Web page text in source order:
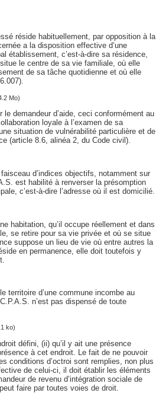
réside habituellement, par opposition à la
a la disposition effective d’une
établissement, c’est-à-dire sa résidence,
le centre de sa vie familiale, où elle
de sa tâche quotidienne et où elle
Mo)
demandeur d’aide, ceci conformément au
loyale à l’examen de sa
situation de vulnérabilité particulière et de
(article 8.6, alinéa 2, du Code civil).
d’indices objectifs, notamment sur
est habilité à renverser la présomption
c’est-à-dire l’adresse où il est domicilié.
habitation, qu’il occupe réellement et dans
se retire pour sa vie privée et où se situe
suppose un lieu de vie où entre autres la
en permanence, elle doit toutefois y
territoire d’une commune incombe au
n’est pas dispensé de toute
ko)
défini, (ii) qu’il y ait une présence
à cet endroit. Le fait de ne pouvoir
conditions d’octroi sont remplies, non plus
de celui-ci, il doit établir les éléments
de revenu d’intégration sociale de
faire par toutes voies de droit.